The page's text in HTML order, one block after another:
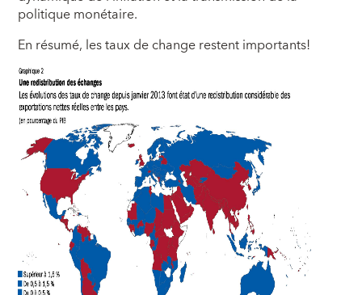
politique monétaire.
En résumé, les taux de change restent importants!